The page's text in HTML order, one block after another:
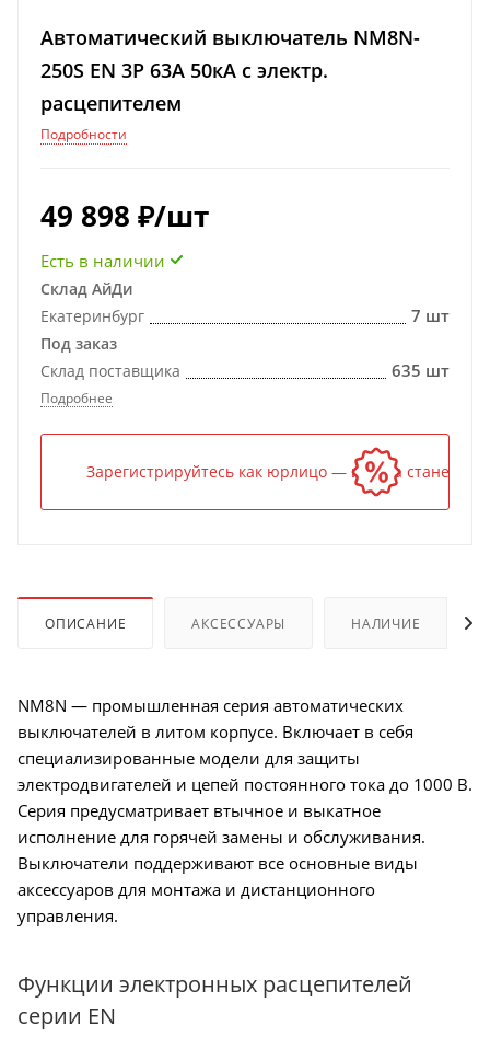
Автоматический выключатель NM8N-
250S EN 3P 63А 50кА с электр.
расцепителем
Подробности
49 898 ₽/шт
Есть в наличии
Склад АйДи
Екатеринбург
7 шт
Под заказ
Склад поставщика
635 шт
Подробнее
Зарегистрируйтесь как юрлицо — и цена станет
ОПИСАНИЕ АКСЕССУАРЫ НАЛИЧИЕ
NM8N — промышленная серия автоматических
выключателей в литом корпусе. Включает в себя
специализированные модели для защиты
электродвигателей и цепей постоянного тока до 1000 В.
Серия предусматривает втычное и выкатное
исполнение для горячей замены и обслуживания.
Выключатели поддерживают все основные виды
аксессуаров для монтажа и дистанционного
управления.
Функции электронных расцепителей
серии EN